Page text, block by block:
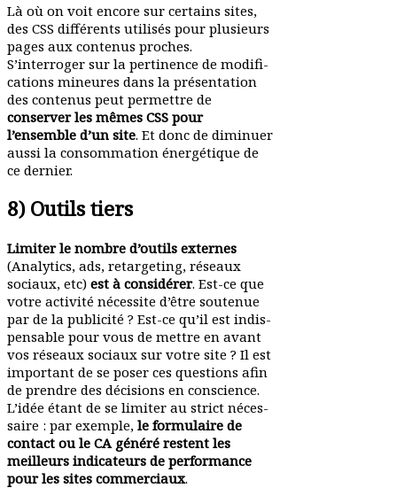
Là où on voit encore sur certains sites,
des CSS diffé­rents utilisés pour plusieurs
pages aux contenus proches.
S’interroger sur la perti­nence de modi­fi­
ca­tions mineures dans la présen­tation
des contenus peut permettre de
conserver les mêmes CSS pour
l’ensemble d’un site. Et donc de diminuer
aussi la consom­mation éner­gé­tique de
ce dernier.
8) Outils tiers
Limiter le nombre d’outils externes
(Analytics, ads, retar­geting, réseaux
sociaux, etc) est à consi­dérer. Est-ce que
votre activité nécessite d’être soutenue
par de la publicité ? Est-ce qu’il est indis­
pen­sable pour vous de mettre en avant
vos réseaux sociaux sur votre site ? Il est
important de se poser ces ques­tions afin
de prendre des déci­sions en conscience.
L’idée étant de se limiter au strict néces­
saire : par exemple, le formu­laire de
contact ou le CA généré restent les
meilleurs indi­ca­teurs de perfor­mance
pour les sites commer­ciaux.